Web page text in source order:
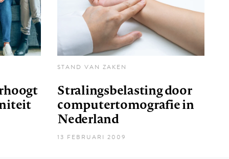
STAND VAN ZAKEN
Stralingsbelasting door
computertomografie in
Nederland
13 FEBRUARI 2009